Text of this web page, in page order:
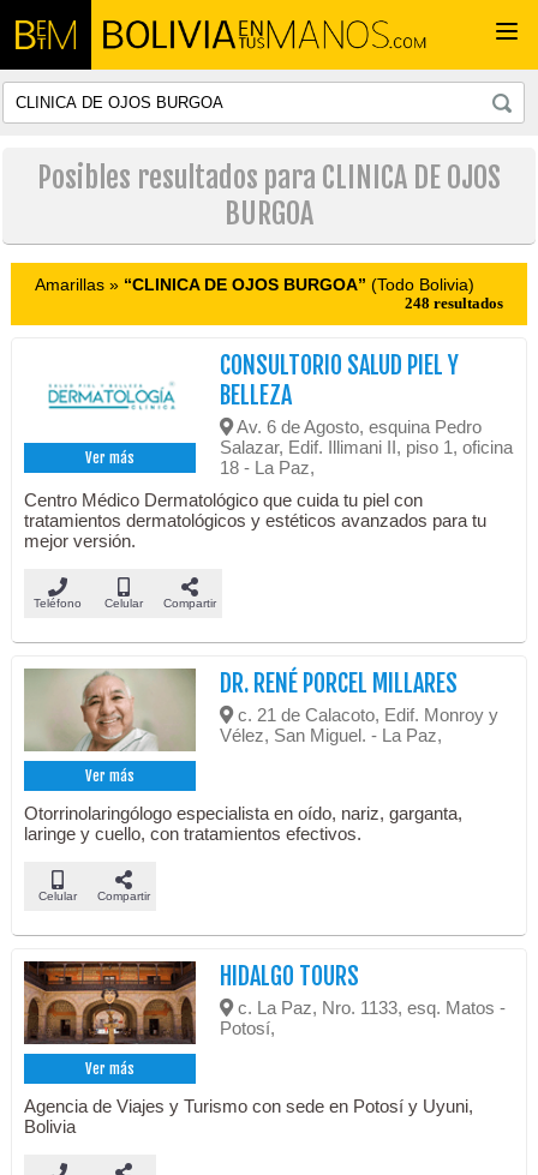
Posibles resultados para CLINICA DE OJOS
BURGOA
Amarillas » “CLINICA DE OJOS BURGOA” (Todo Bolivia)
248 resultados
Ver más
CONSULTORIO SALUD PIEL Y
BELLEZA
Av. 6 de Agosto, esquina Pedro
Salazar, Edif. Illimani II, piso 1, oficina
18 - La Paz,
Centro Médico Dermatológico que cuida tu piel con
tratamientos dermatológicos y estéticos avanzados para tu
mejor versión.
Teléfono Celular Compartir
Ver más
DR. RENÉ PORCEL MILLARES
c. 21 de Calacoto, Edif. Monroy y
Vélez, San Miguel. - La Paz,
Otorrinolaringólogo especialista en oído, nariz, garganta,
laringe y cuello, con tratamientos efectivos.
Celular Compartir
Ver más
HIDALGO TOURS
c. La Paz, Nro. 1133, esq. Matos -
Potosí,
Agencia de Viajes y Turismo con sede en Potosí y Uyuni,
Bolivia